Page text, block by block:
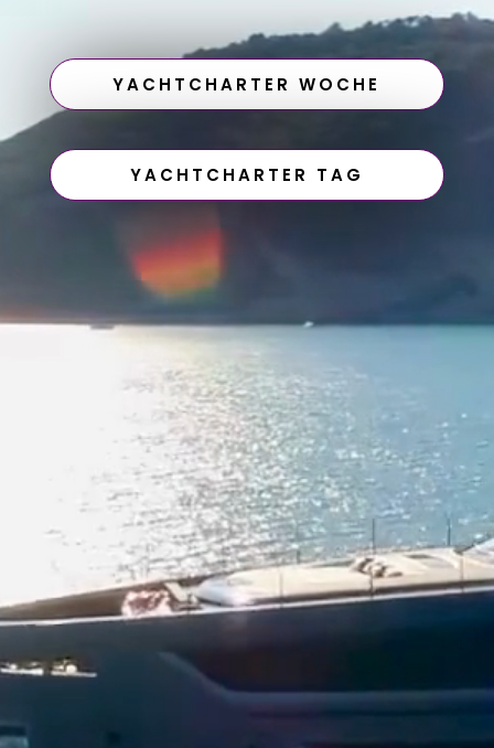
YACHTCHARTER WOCHE
YACHTCHARTER TAG